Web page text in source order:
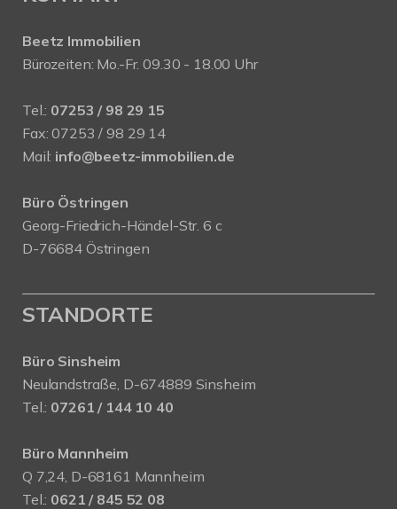
Beetz Immobilien
Bürozeiten: Mo.-Fr. 09.30 - 18.00 Uhr
Tel.: 07253 / 98 29 15
Fax: 07253 / 98 29 14
Mail: info@beetz-immobilien.de
Büro Östringen
Georg-Friedrich-Händel-Str. 6 c
D-76684 Östringen
STANDORTE
Büro Sinsheim
Neulandstraße, D-674889 Sinsheim
Tel.: 07261 / 144 10 40
Büro Mannheim
Q 7,24, D-68161 Mannheim
Tel.: 0621 / 845 52 08